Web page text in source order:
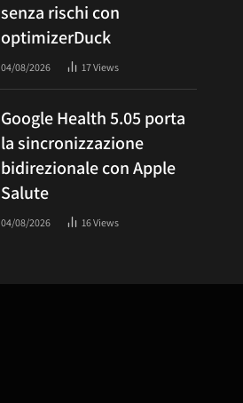
senza rischi con
optimizerDuck
04/08/2026 17Views
Google Health 5.05 porta
la sincronizzazione
bidirezionale con Apple
Salute
04/08/2026 16Views